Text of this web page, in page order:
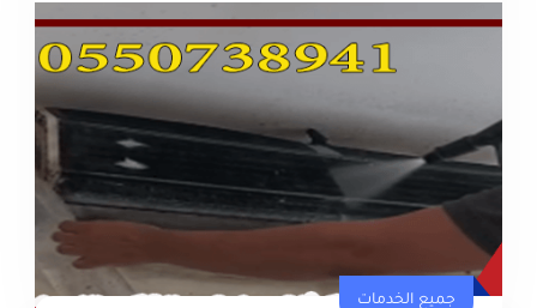
جميع الخدمات